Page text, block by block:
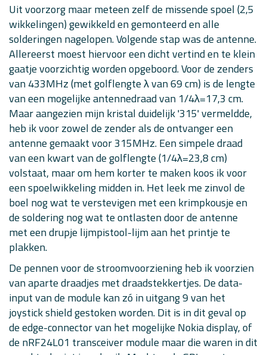
Uit voorzorg maar meteen zelf de missende spoel (2,5
wikkelingen) gewikkeld en gemonteerd en alle
solderingen nagelopen. Volgende stap was de antenne.
Allereerst moest hiervoor een dicht vertind en te klein
gaatje voorzichtig worden opgeboord. Voor de zenders
van 433MHz (met golflengte λ van 69 cm) is de lengte
van een mogelijke antennedraad van 1/4λ=17,3 cm.
Maar aangezien mijn kristal duidelijk '315' vermeldde,
heb ik voor zowel de zender als de ontvanger een
antenne gemaakt voor 315MHz. Een simpele draad
van een kwart van de golflengte (1/4λ=23,8 cm)
volstaat, maar om hem korter te maken koos ik voor
een spoelwikkeling midden in. Het leek me zinvol de
boel nog wat te verstevigen met een krimpkousje en
de soldering nog wat te ontlasten door de antenne
met een drupje lijmpistool-lijm aan het printje te
plakken.
De pennen voor de stroomvoorziening heb ik voorzien
van aparte draadjes met draadstekkertjes. De data-
input van de module kan zó in uitgang 9 van het
joystick shield gestoken worden. Dit is in dit geval op
de edge-connector van het mogelijke Nokia display, of
de nRF24L01 transceiver module maar die waren in dit